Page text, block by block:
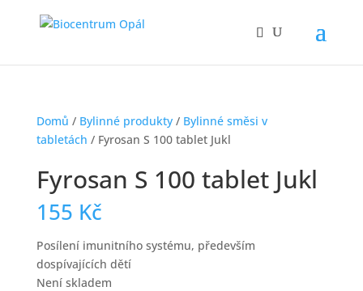
Domů / Bylinné produkty/ Bylinné směsi v
tabletách / Fyrosan S 100 tablet Jukl
Fyrosan S 100 tablet Jukl
155 Kč
Posílení imunitního systému, především
dospívajících dětí
Není skladem